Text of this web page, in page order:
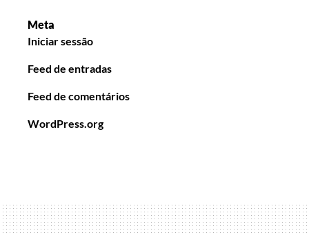
Meta
Iniciar sessão
Feed de entradas
Feed de comentários
WordPress.org